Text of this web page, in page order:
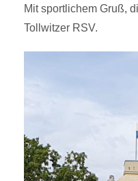
Mit sportlichem Gruß,
Tollwitzer RSV.